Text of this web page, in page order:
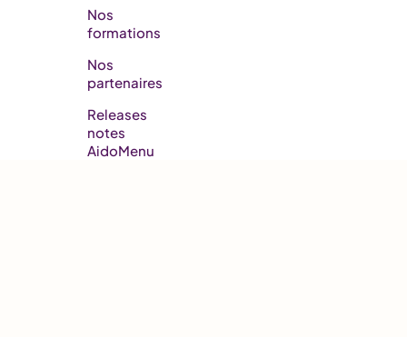
Nos
formations
Nos
partenaires
Releases
notes
AidoMenu